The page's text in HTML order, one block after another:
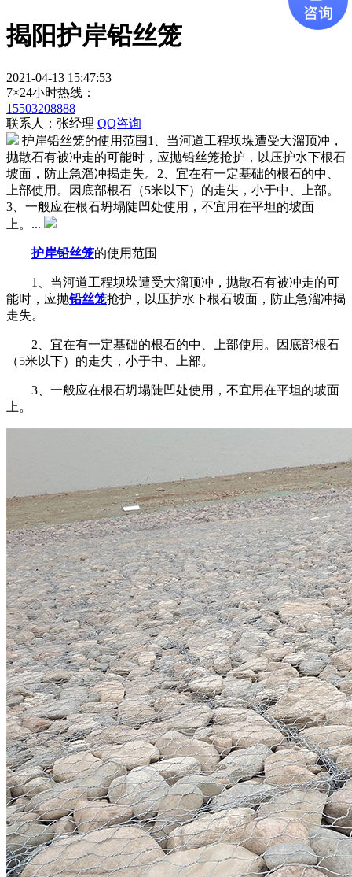
揭阳护岸铅丝笼
2021-04-13 15:47:53
7×24小时热线：
15503208888
联系人：张经理 QQ咨询
护岸铅丝笼的使用范围1、当河道工程坝垛遭受大溜顶冲，
抛散石有被冲走的可能时，应抛铅丝笼抢护，以压护水下根石
坡面，防止急溜冲揭走失。2、宜在有一定基础的根石的中、
上部使用。因底部根石（5米以下）的走失，小于中、上部。
3、一般应在根石坍塌陡凹处使用，不宜用在平坦的坡面
上。...
护岸铅丝笼的使用范围
1、当河道工程坝垛遭受大溜顶冲，抛散石有被冲走的可
能时，应抛铅丝笼抢护，以压护水下根石坡面，防止急溜冲揭
走失。
2、宜在有一定基础的根石的中、上部使用。因底部根石
（5米以下）的走失，小于中、上部。
3、一般应在根石坍塌陡凹处使用，不宜用在平坦的坡面
上。